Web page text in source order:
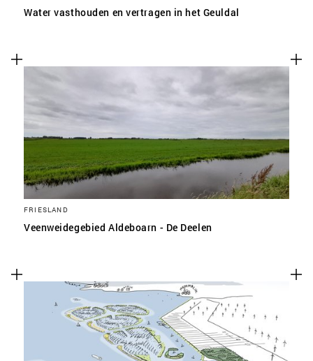
Water vasthouden en vertragen in het Geuldal
FRIESLAND
Veenweidegebied Aldeboarn - De Deelen